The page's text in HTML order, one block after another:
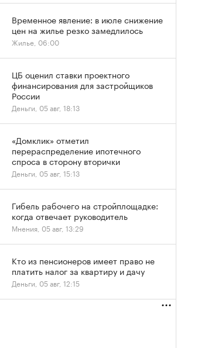
Временное явление: в июле снижение
цен на жилье резко замедлилось
Жилье, 06:00
ЦБ оценил ставки проектного
финансирования для застройщиков
России
Деньги, 05 авг, 18:13
«Домклик» отметил
перераспределение ипотечного
спроса в сторону вторички
Деньги, 05 авг, 15:13
Гибель рабочего на стройплощадке:
когда отвечает руководитель
Мнения, 05 авг, 13:29
Кто из пенсионеров имеет право не
платить налог за квартиру и дачу
Деньги, 05 авг, 12:15